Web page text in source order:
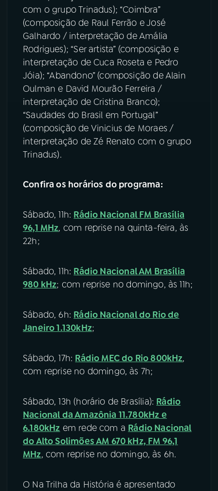
com o grupo Trinadus); “Coimbra”
(composição de Raul Ferrão e José
Galhardo / interpretação de Amália
Rodrigues); “Ser artista” (composição e
interpretação de Cuca Roseta e Pedro
Jóia); “Abandono” (composição de Alain
Oulman e David Mourão Ferreira /
interpretação de Cristina Branco);
“Saudades do Brasil em Portugal”
(composição de Vinicius de Moraes /
interpretação de Zé Renato com o grupo
Trinadus).
Confira os horários do programa:
Sábado, 11h: Rádio Nacional FM Brasília
96,1 MHz, com reprise na quinta-feira, às
22h;
Sábado, 11h: Rádio Nacional AM Brasília
980 kHz; com reprise no domingo, às 11h;
Sábado, 6h: Rádio Nacional do Rio de
Janeiro 1.130kHz;
Sábado, 17h: Rádio MEC do Rio 800kHz,
com reprise no domingo, às 7h;
Sábado, 13h (horário de Brasília): Rádio
Nacional da Amazônia 11.780kHz e
6.180kHz em rede com a Rádio Nacional
do Alto Solimões AM 670 kHz, FM 96,1
MHz, com reprise no domingo, às 6h.
O Na Trilha da História é apresentado